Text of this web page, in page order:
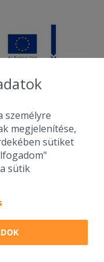
Diston-line Kft.
egy helyen az összes
étterem ajánlata.
személyre
megjelenítése,
sütiket
sütik